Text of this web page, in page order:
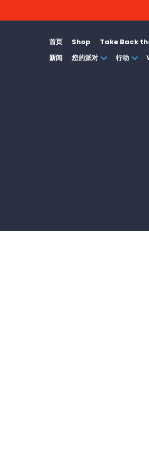
首页 Shop Take Back
新闻
您的派对 行动